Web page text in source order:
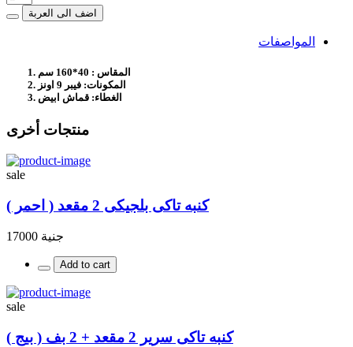
اضف الى العربة
المواصفات
المقاس : 40*160 سم
المكونات: فيبر 9 اونز
الغطاء: قماش ابيض
منتجات أخرى
sale
كنبه تاكى بلجيكى 2 مقعد ( احمر )
جنية 17000
Add to cart
sale
كنبه تاكى سرير 2 مقعد + 2 بف ( بيج )